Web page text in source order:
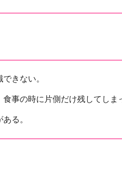
きない。
事の時に片側だけ残してしま
る。